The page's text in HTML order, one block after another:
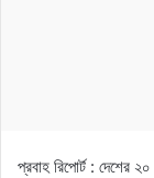
প্রবাহ রিপোর্ট : দেশের